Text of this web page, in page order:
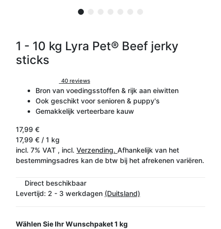
1 - 10 kg Lyra Pet® Beef jerky
sticks
40 reviews
Bron van voedingsstoffen & rijk aan eiwitten
Ook geschikt voor senioren & puppy's
Gemakkelijk verteerbare kauw
17,99 €
17,99 € / 1 kg
incl. 7% VAT , incl. Verzending. Afhankelijk van het
bestemmingsadres kan de btw bij het afrekenen variëren.
Direct beschikbaar
Levertijd: 2 - 3 werkdagen (Duitsland)
Wählen Sie Ihr Wunschpaket1 kg